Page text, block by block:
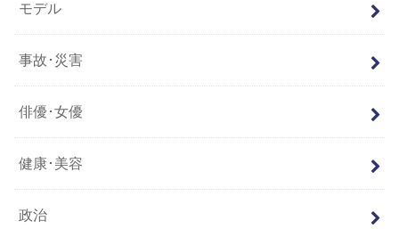
モデル
事故･災害
俳優･女優
健康･美容
政治